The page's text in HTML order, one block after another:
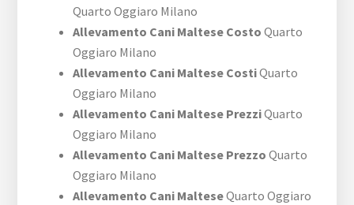
Quarto Oggiaro Milano
Allevamento Cani Maltese Costo Quarto
Oggiaro Milano
Allevamento Cani Maltese CostiQuarto
Oggiaro Milano
Allevamento Cani Maltese PrezziQuarto
Oggiaro Milano
Allevamento Cani Maltese Prezzo Quarto
Oggiaro Milano
Allevamento Cani MalteseQuarto Oggiaro